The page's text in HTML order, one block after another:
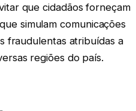
que cidadãos forneçam
simulam comunicações
fraudulentas atribuídas a
regiões do país.